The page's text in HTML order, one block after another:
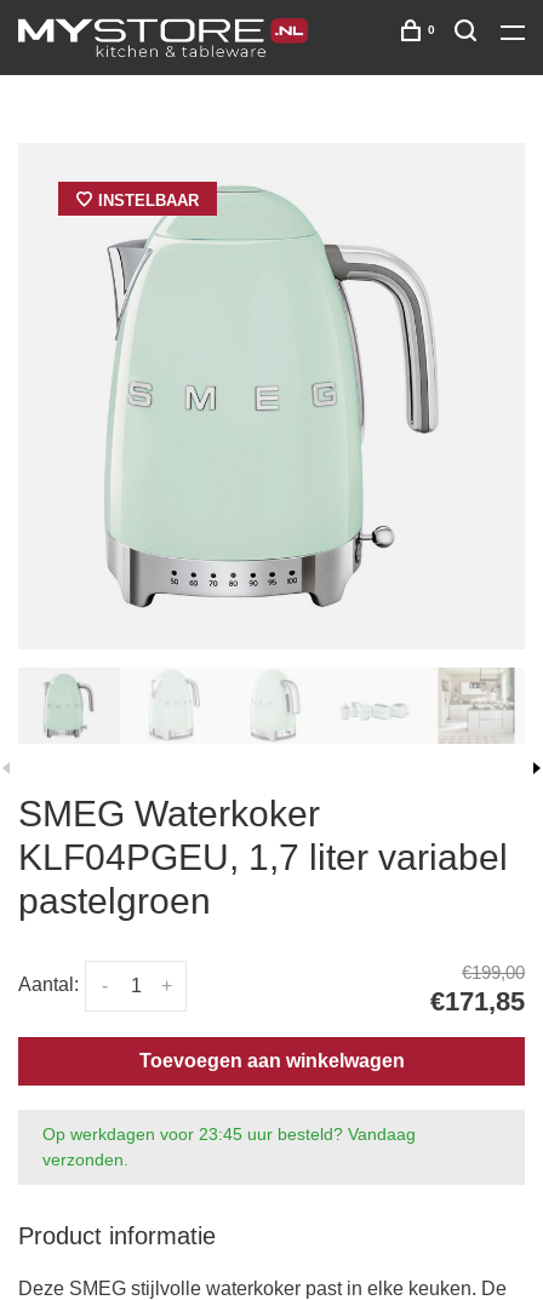
0
INSTELBAAR
SMEG Waterkoker
KLF04PGEU, 1,7 liter variabel
pastelgroen
Aantal: +
-
€199,00
€171,85
Toevoegen aan winkelwagen
Op werkdagen voor 23:45 uur besteld? Vandaag
verzonden.
Product informatie
Deze SMEG stijlvolle waterkoker past in elke keuken. De